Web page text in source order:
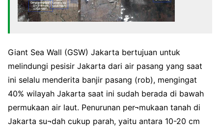
Giant Sea Wall (GSW) Jakarta bertujuan untuk
melindungi pesisir Jakarta dari air pasang yang saat
ini selalu menderita banjir pasang (rob), mengingat
40% wilayah Jakarta saat ini sudah berada di bawah
permukaan air laut. Penurunan per¬mukaan tanah di
Jakarta su¬dah cukup parah, yaitu antara 10-20 cm